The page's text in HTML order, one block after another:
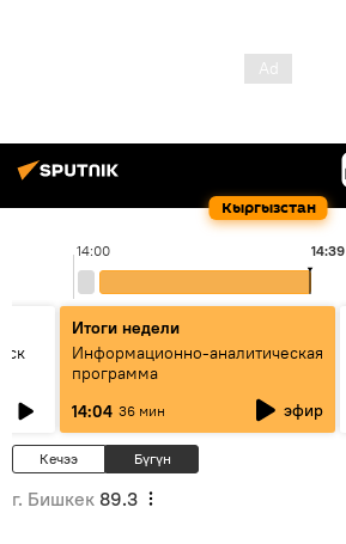
Кыргызстан
14:00 14:39
Итоги недели
Информационно-аналитическая
программа
14:04 36 мин эфир
Кечээ Бүгүн
г. Бишкек 89.3